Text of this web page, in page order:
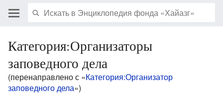
Категория:Организаторы
заповедного дела
(перенаправлено с «Категория:Организатор
заповедного дела»)